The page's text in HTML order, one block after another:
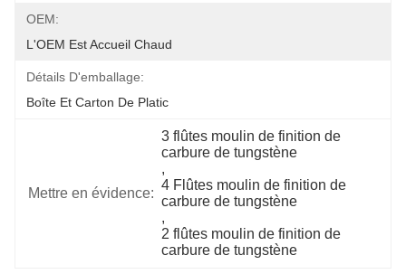
OEM:
L'OEM Est Accueil Chaud
Détails D'emballage:
Boîte Et Carton De Platic
Mettre en évidence:
3 flûtes moulin de finition de
carbure de tungstène
,
4 Flûtes moulin de finition de
carbure de tungstène
,
2 flûtes moulin de finition de
carbure de tungstène